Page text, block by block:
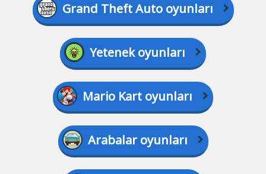
Grand Theft Auto oyunları
Yetenek oyunları
Mario Kart oyunları
Arabalar oyunları